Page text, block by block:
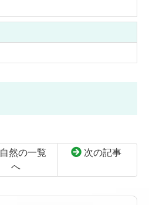
自然の一覧
へ
次の記事